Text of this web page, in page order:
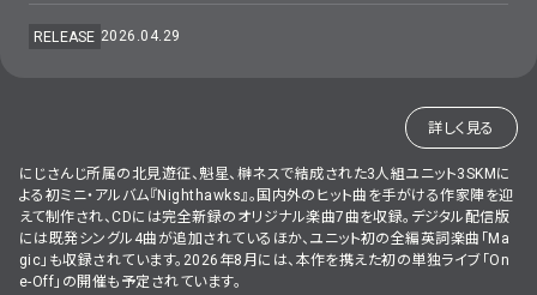
詳しく見る
RELEASE 2026.04.29
にじさんじ所属の北見遊征、魁星、榊ネスで結成された3人組ユニット3SKMに
よる初ミニ・アルバム『Nighthawks』。国内外のヒット曲を手がける作家陣を迎
えて制作され、CDには完全新録のオリジナル楽曲7曲を収録。デジタル配信版
には既発シングル4曲が追加されているほか、ユニット初の全編英詞楽曲「Ma
gic」も収録されています。2026年8月には、本作を携えた初の単独ライブ「On
e-Off」の開催も予定されています。